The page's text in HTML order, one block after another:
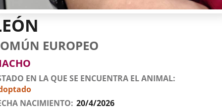
EUROPEO
EN LA QUE SE ENCUENTRA EL ANIMAL
NACIMIENTO 20/4/2026